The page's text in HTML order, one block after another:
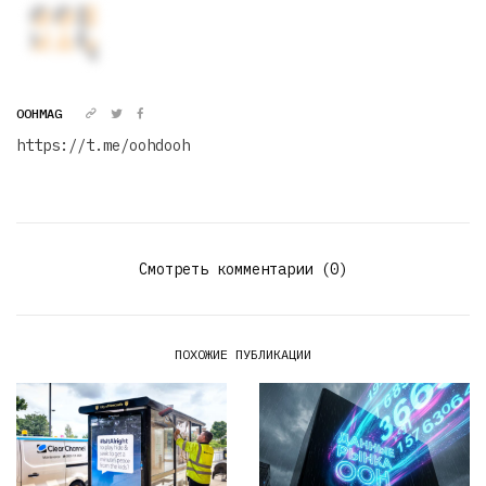
OOHMAG
https://t.me/oohdooh
Смотреть комментарии (0)
ПОХОЖИЕ ПУБЛИКАЦИИ